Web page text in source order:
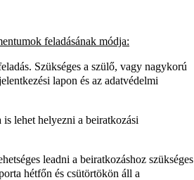
feladásának módja:
Szükséges a szülő, vagy nagykorú
lapon és az adatvédelmi
is lehet helyezni a beiratkozási
leadni a beiratkozáshoz szükséges
hétfőn és csütörtökön áll a